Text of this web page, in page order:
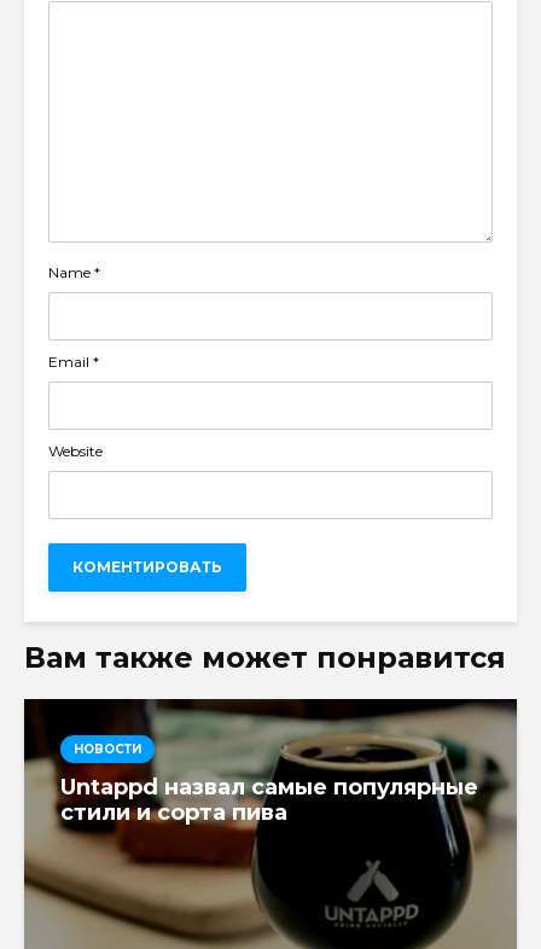
Name *
Email *
Website
Вам также может понравится
НОВОСТИ
Untappd назвал самые популярные
стили и сорта пива